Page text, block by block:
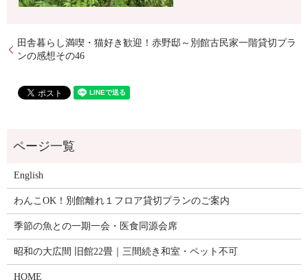
田舎暮らし満喫・猫好き歓迎！赤野邸～別館古民家一階貸切プラ
ンの感想その46
English
わんこOK！別館離れ１フロア貸切プランのご案内
季節の魚との一期一会・医食同源会席
昭和の大広間 旧館22畳｜三間続き和室・ペット不可
HOME